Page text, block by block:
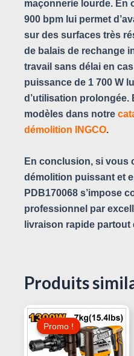
maçonnerie lourde. En
900 bpm lui permet
sur des surfaces très
de balais de rechange
travail sans délai en
puissance de 1 700 W
d’utilisation prolongée.
modèles dans notre
démolition INGCO.
En conclusion, si vous
démolition puissant et
PDB170068 s’impose
professionnel par
livraison rapide partout
Produits
Promo !
Promo !
Le
Prix
Initial
Était :
Le